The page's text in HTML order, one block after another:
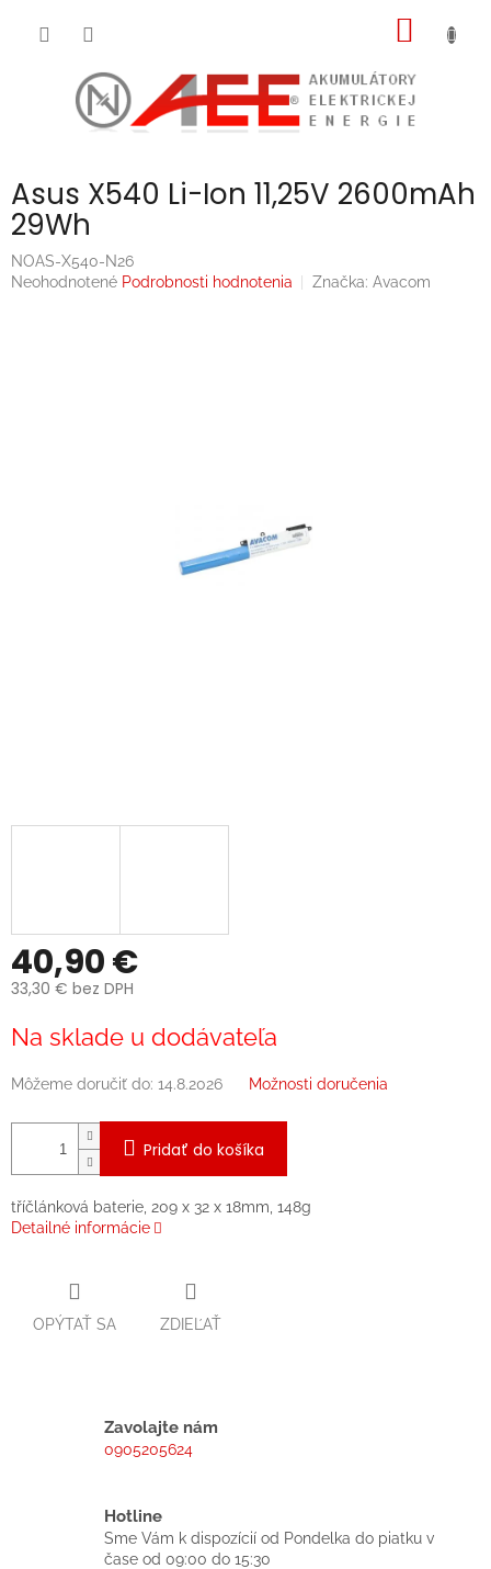
Asus X540 Li-Ion 11,25V 2600mAh
29Wh
NOAS-X540-N26
Priemerné
Neohodnotené Podrobnosti hodnotenia Značka: Avacom
40,90 €
33,30 € bez DPH
cena:
Na sklade u dodávateľa
Môžeme doručiť do: 14.8.2026 Možnosti doručenia
Pridať do košíka
tříčlánková baterie, 209 x 32 x 18mm, 148g
Detailné informácie
OPÝTAŤ SA ZDIEĽAŤ
Zavolajte nám
0905205624
Hotline
Sme Vám k dispozícií od Pondelka do piatku v
čase od 09:00 do 15:30